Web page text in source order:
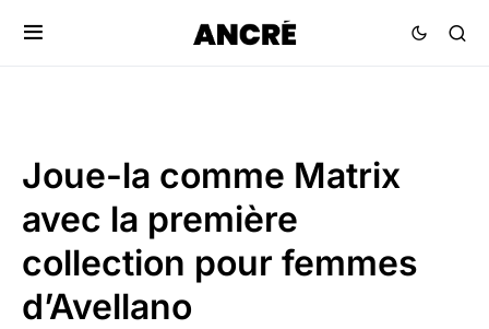
Joue-la comme Matrix
avec la première
collection pour femmes
d’Avellano